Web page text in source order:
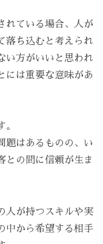
れている場合、人が
落ち込むと考えられ
い方がいいと思われ
には重要な意味があ
題はあるものの、い
との間に信頼が生ま
人が持つスキルや実
中から希望する相手